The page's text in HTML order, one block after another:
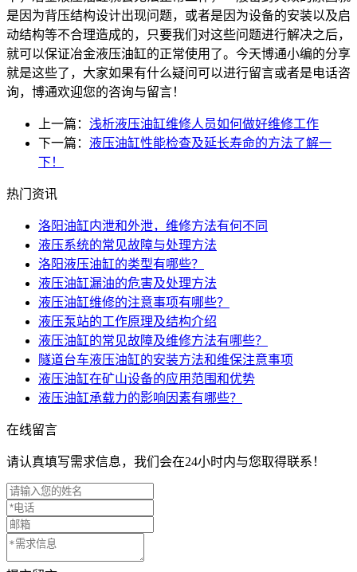
是因为背压结构设计出现问题，或者是因为设备的安装以及启
动结构等不合理造成的，只要我们对这些问题进行解决之后，
就可以保证冶金液压油缸的正常使用了。今天博通小编的分享
就是这些了，大家如果有什么疑问可以进行留言或者是电话咨
询，博通欢迎您的咨询与留言！
上一篇： 浅析液压油缸维修人员如何做好维修工作
下一篇： 液压油缸性能检查及延长寿命的方法了解一
下！
热门资讯
洛阳油缸内泄和外泄，维修方法有何不同
液压系统的常见故障与处理方法
洛阳液压油缸的类型有哪些？
液压油缸漏油的危害及处理方法
液压油缸维修的注意事项有哪些？
液压泵站的工作原理及结构介绍
液压油缸的常见故障及维修方法有哪些？
隧道台车液压油缸的安装方法和维保注意事项
液压油缸在矿山设备的应用范围和优势
液压油缸承载力的影响因素有哪些？
在线留言
请认真填写需求信息，我们会在24小时内与您取得联系！